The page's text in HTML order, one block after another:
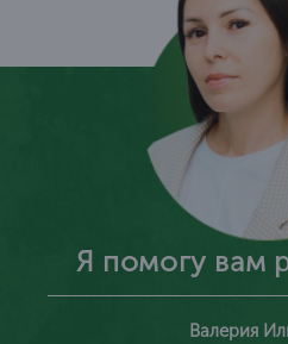
Я помогу вам
Валерия